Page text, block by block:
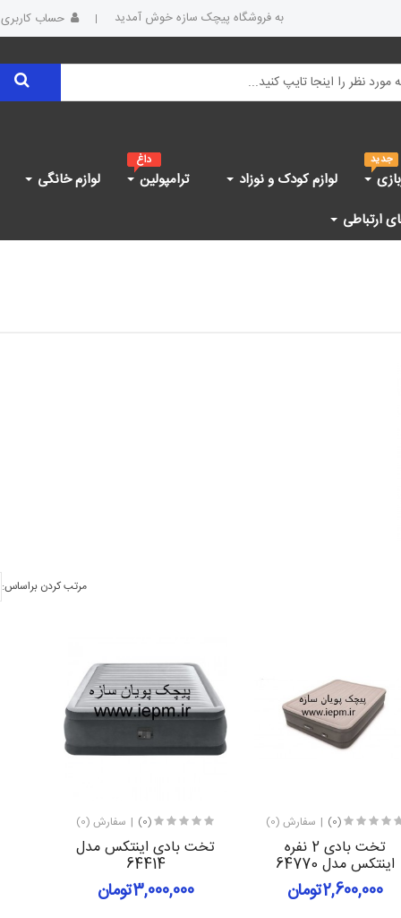
به فروشگاه پیچک سازه خوش آمدید حساب کاربری
لوازم کودک و نوزاد ترامپولین لوازم خانگی
ارتباطی
مرتب کردن براساس:
(0) سفارش (0)
تخت بادی 2 نفره
اینتکس مدل 64770
2,600,000تومان
(0) سفارش (0)
تخت بادی اینتکس مدل
64414
3,000,000تومان